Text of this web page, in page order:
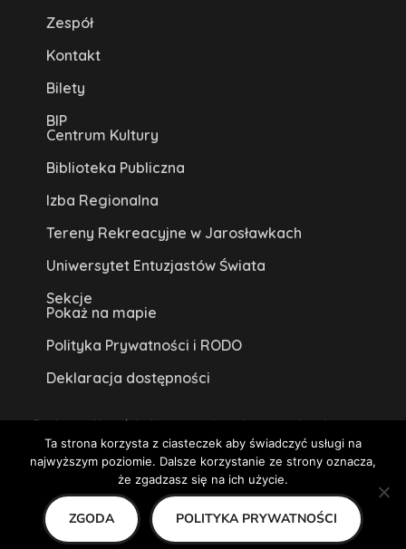
Zespół
Kontakt
Bilety
BIP
Centrum Kultury
Biblioteka Publiczna
Izba Regionalna
Tereny Rekreacyjne w Jarosławkach
Uniwersytet Entuzjastów Świata
Sekcje
Pokaż na mapie
Polityka Prywatności i RODO
Deklaracja dostępności
Brak możliwości skorzystania z tłumacza języka
migowego na miejscu lub online.
Centrum Kultury w Książu Wielkopolskim 2020
Copyright © 2020 Centrum Kultury w Książu Wielkopolskim
Ta strona korzysta z ciasteczek aby świadczyć usługi na
najwyższym poziomie. Dalsze korzystanie ze strony oznacza,
że zgadzasz się na ich użycie.
ZGODA POLITYKA PRYWATNOŚCI